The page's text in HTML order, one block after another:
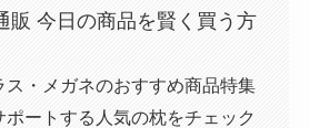
販 今日の商品を賢く買う方
ス・メガネのおすすめ商品特集
ポートする人気の枕をチェック